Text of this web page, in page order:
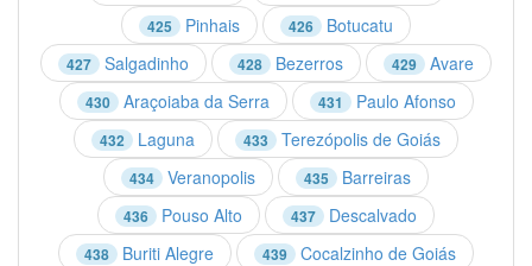
425 Pinhais 426 Botucatu
427 Salgadinho 428 Bezerros 429 Avare
430 Araçoiaba da Serra 431 Paulo Afonso
432 Laguna 433 Terezópolis de Goiás
434 Veranopolis 435 Barreiras
436 Pouso Alto 437 Descalvado
438 Buriti Alegre 439 Cocalzinho de Goiás